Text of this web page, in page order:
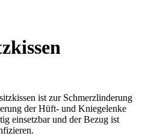
ist zur Schmerzlinderung
der Hüft- und Kniegelenke
einsetzbar und der Bezug ist